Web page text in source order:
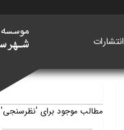
انتشارات خانه
مطالب موجود برای 'نظرسنجی'